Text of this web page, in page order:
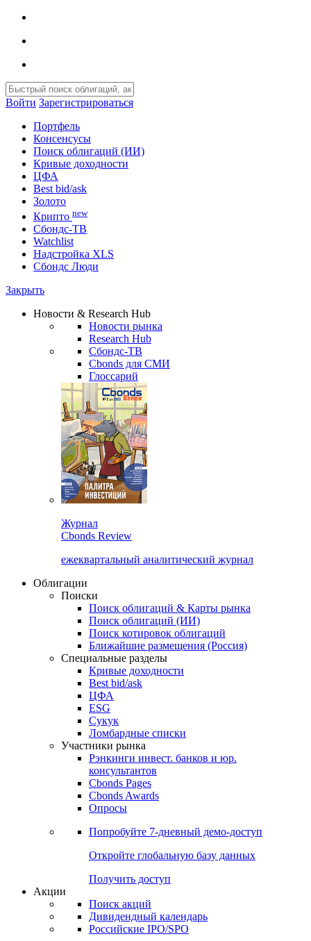
Войти Зарегистрироваться
Портфель
Консенсусы
Поиск облигаций (ИИ)
Кривые доходности
ЦФА
Best bid/ask
Золото
Крипто new
Сбондс-ТВ
Watchlist
Надстройка XLS
Сбондс Люди
Закрыть
Новости & Research Hub
Новости рынка
Research Hub
Сбондс-ТВ
Cbonds для СМИ
Глоссарий
Журнал
Cbonds Review
ежеквартальный аналитический журнал
Облигации
Поиски
Поиск облигаций & Карты рынка
Поиск облигаций (ИИ)
Поиск котировок облигаций
Ближайшие размещения (Россия)
Специальные разделы
Кривые доходности
Best bid/ask
ЦФА
ESG
Сукук
Ломбардные списки
Участники рынка
Рэнкинги инвест. банков и юр.
консультантов
Cbonds Pages
Cbonds Awards
Опросы
Попробуйте 7-дневный демо-доступ
Откройте глобальную базу данных
Получить доступ
Акции
Поиск акций
Дивидендный календарь
Российские IPO/SPO